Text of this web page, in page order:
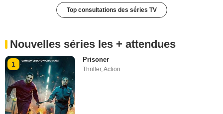
Top consultations des séries TV
Nouvelles séries les + attendues
1
Prisoner
Thriller,Action